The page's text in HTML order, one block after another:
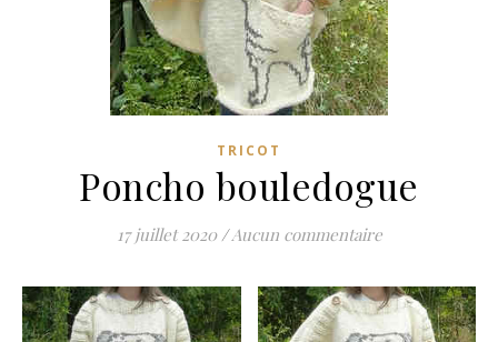
TRICOT
Poncho bouledogue
17 juillet 2020 /Aucun commentaire